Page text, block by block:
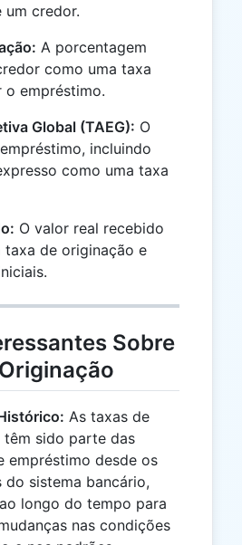
um credor.
A porcentagem
como uma taxa
o empréstimo.
Global (TAEG): O
incluindo
como uma taxa
O valor real recebido
taxa de originação e
Sobre
As taxas de
têm sido parte das
empréstimo desde os
do sistema bancário,
longo do tempo para
nas condições